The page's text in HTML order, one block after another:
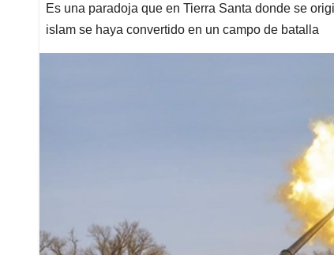
Es una paradoja que en Tierra Santa donde se
islam se haya convertido en un campo de batalla